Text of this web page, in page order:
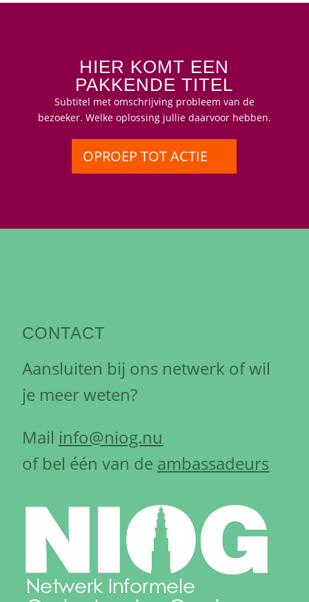
HIER KOMT EEN
PAKKENDE TITEL
Subtitel met omschrijving probleem van de
bezoeker. Welke oplossing jullie daarvoor hebben.
OPROEP TOT ACTIE
CONTACT
Aansluiten bij ons netwerk of wil
je meer weten?
Mail info@niog.nu
of bel één van de ambassadeurs